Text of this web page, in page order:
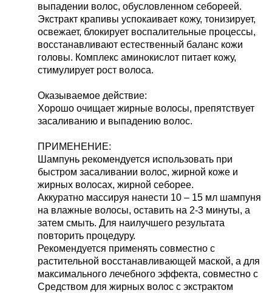
выпадении волос, обусловленном себореей.
Экстракт крапивы успокаивает кожу, тонизирует,
освежает, блокирует воспалительные процессы,
восстанавливают естественный баланс кожи
головы. Комплекс аминокислот питает кожу,
стимулирует рост волоса.
Оказываемое действие:
Хорошо очищает жирные волосы, препятствует
засаливанию и выпадению волос.
ПРИМЕНЕНИЕ:
Шампунь рекомендуется использовать при
быстром засаливании волос, жирной коже и
жирных волосах, жирной себорее.
Аккуратно массируя нанести 10 – 15 мл шампуня
на влажные волосы, оставить на 2-3 минуты, а
затем смыть. Для наилучшего результата
повторить процедуру.
Рекомендуется применять совместно с
растительной восстанавливающей маской, а для
максимального лечебного эффекта, совместно с
Средством для жирных волос с экстрактом